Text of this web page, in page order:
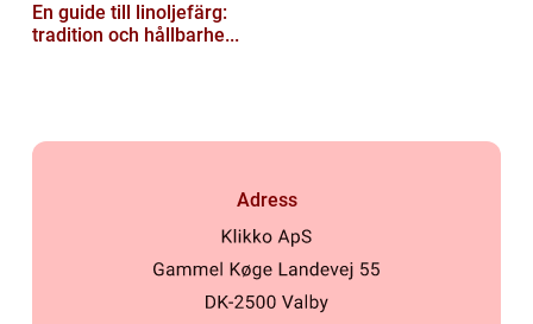
En guide till linoljefärg:
tradition och hållbarhe...
Adress